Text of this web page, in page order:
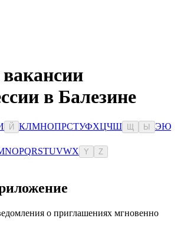
в Балезине
Й КЛМНОПРСТУФХЦЧШ Ы ЭЮ
NOPQRSTUVWX Y Z
о приглашениях мгновенно